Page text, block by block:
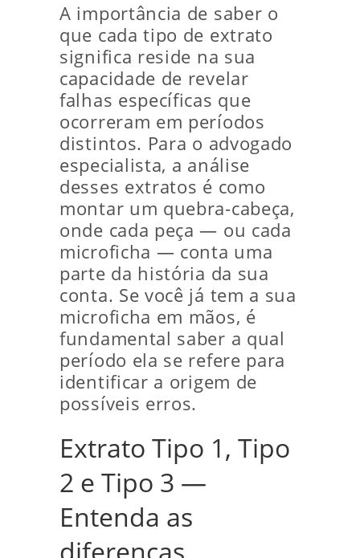
A importância de saber o
que cada tipo de extrato
significa reside na sua
capacidade de revelar
falhas específicas que
ocorreram em períodos
distintos. Para o advogado
especialista, a análise
desses extratos é como
montar um quebra-cabeça,
onde cada peça — ou cada
microficha — conta uma
parte da história da sua
conta. Se você já tem a sua
microficha em mãos, é
fundamental saber a qual
período ela se refere para
identificar a origem de
possíveis erros.
Extrato Tipo 1, Tipo
2 e Tipo 3 —
Entenda as
diferenças